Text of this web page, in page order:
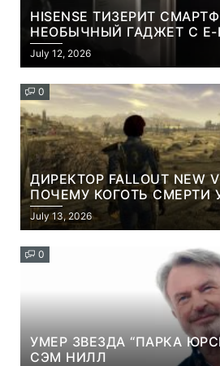
HISENSE ТИЗЕРИТ
НЕОБЫЧНЫЙ ГАДЖЕТ С E-
СЪЕМНОЙ LCD-ПАНЕЛЬЮ
КОНТЕНТА И СОЦСЕТЕЙ
July 12, 2026
0
ДИРЕКТОР FALLOUT NEW
ПОЧЕМУ КОГОТЬ СМЕРТИ
НАМЕРЕННО СНОСИТ ВАМ
July 13, 2026
0
УМЕР ЗВЕЗДА “ПАРКА
СЭМ НИЛЛ